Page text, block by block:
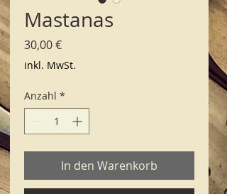
Mastanas
30,00 €Preis
inkl. MwSt.
Anzahl *
In den Warenkorb